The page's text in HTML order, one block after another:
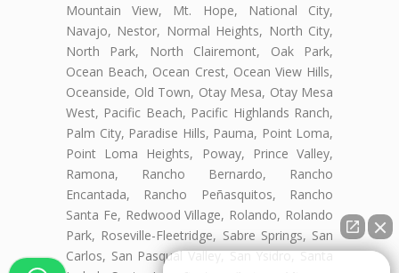
Mountain View, Mt. Hope, National City,
Navajo, Nestor, Normal Heights, North City,
North Park, North Clairemont, Oak Park,
Ocean Beach, Ocean Crest, Ocean View Hills,
Oceanside, Old Town, Otay Mesa, Otay Mesa
West, Pacific Beach, Pacific Highlands Ranch,
Palm City, Paradise Hills, Pauma, Point Loma,
Point Loma Heights, Poway, Prince Valley,
Ramona, Rancho Bernardo, Rancho
Encantada, Rancho Peñasquitos, Rancho
Santa Fe, Redwood Village, Rolando, Rolando
Park, Roseville-Fleetridge, Sabre Springs, San
Carlos, San Pasqual Valley, San Ysidro, Santa